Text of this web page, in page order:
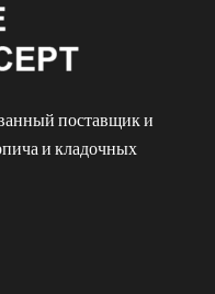
поставщик и
и кладочных